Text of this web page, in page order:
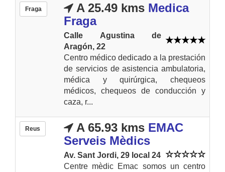
Fraga A 25.49 kms Medica
Fraga
Calle Agustina de
Aragón, 22
Centro médico dedicado a la prestación
de servicios de asistencia ambulatoria,
médica y quirúrgica, chequeos
médicos, chequeos de conducción y
caza, r...
Reus A 65.93 kms EMAC
Serveis Mèdics
Av. Sant Jordi, 29 local 24
Centre mèdic Emac somos un centro